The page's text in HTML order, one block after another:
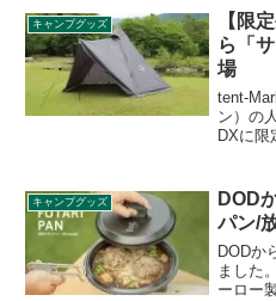
キャンプグッズ
【限
ら「
場
tent-
ン）の
DXに限
けでな
トフラ
をレビ
キャンプグッズ
DOD
パン/
DODか
ました
ーロー